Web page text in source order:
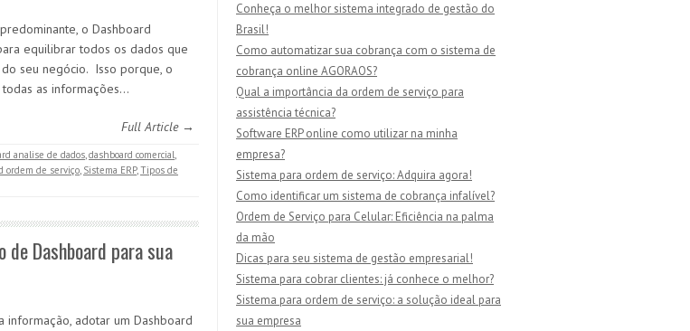
o Dashboard
equilibrar todos os dados que
seu negócio. Isso porque, o
as informações…
Full Article →
analise de dados,dashboard comercial,
ordem de serviço, Sistema ERP,Tipos de
Dashboard para sua
informação, adotar um Dashboard
Conheça o melhor sistema integrado de gestão do
Brasil!
Como automatizar sua cobrança com o sistema de
cobrança online AGORAOS?
Qual a importância da ordem de serviço para
assistência técnica?
Software ERP online como utilizar na minha
empresa?
Sistema para ordem de serviço: Adquira agora!
Como identificar um sistema de cobrança infalível?
Ordem de Serviço para Celular: Eficiência na palma
da mão
Dicas para seu sistema de gestão empresarial!
Sistema para cobrar clientes: já conhece o melhor?
Sistema para ordem de serviço: a solução ideal para
sua empresa